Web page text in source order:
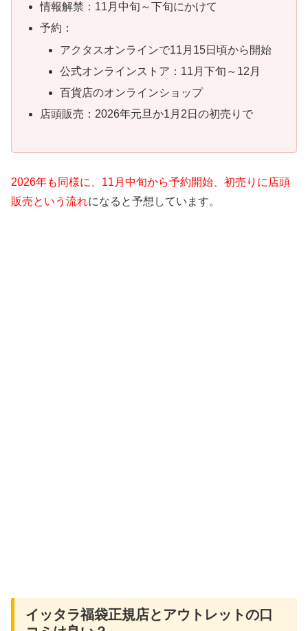
情報解禁：11月中旬～下旬にかけて
予約：
アクタスオンラインで11月15日頃から開始
公式オンラインストア：11月下旬～12月
百貨店のオンラインショップ
店頭販売：2026年元旦か1月2日の初売りで
2026年も同様に、11月中旬から予約開始、初売りに店頭
販売という流れになると予想しています。
イッタラ福袋正規店とアウトレットの口